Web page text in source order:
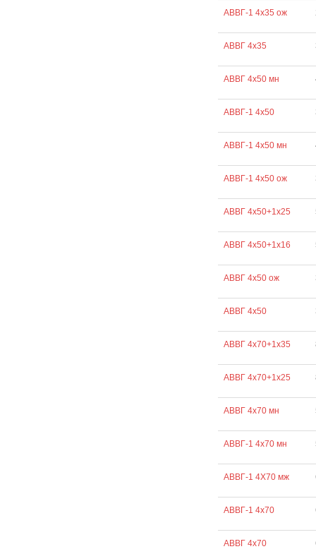
АВВГ-1 4х35 ож
АВВГ 4х35
АВВГ 4х50 мн
АВВГ-1 4х50
АВВГ-1 4х50 мн
АВВГ-1 4х50 ож
АВВГ 4х50+1х25
АВВГ 4х50+1х16
АВВГ 4х50 ож
АВВГ 4х50
АВВГ 4х70+1х35
АВВГ 4х70+1х25
АВВГ 4х70 мн
АВВГ-1 4х70 мн
АВВГ-1 4Х70 мж
АВВГ-1 4х70
АВВГ 4х70